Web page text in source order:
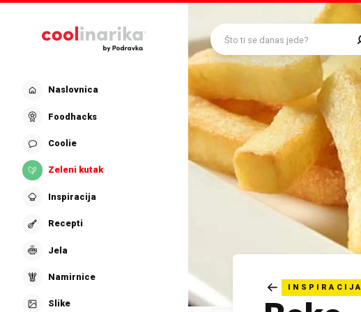
Naslovnica
Foodhacks
Coolie
Zeleni kutak
Inspiracija
Recepti
Jela
Namirnice
Slike
INSPIRACIJA
Što ti se danas jede?